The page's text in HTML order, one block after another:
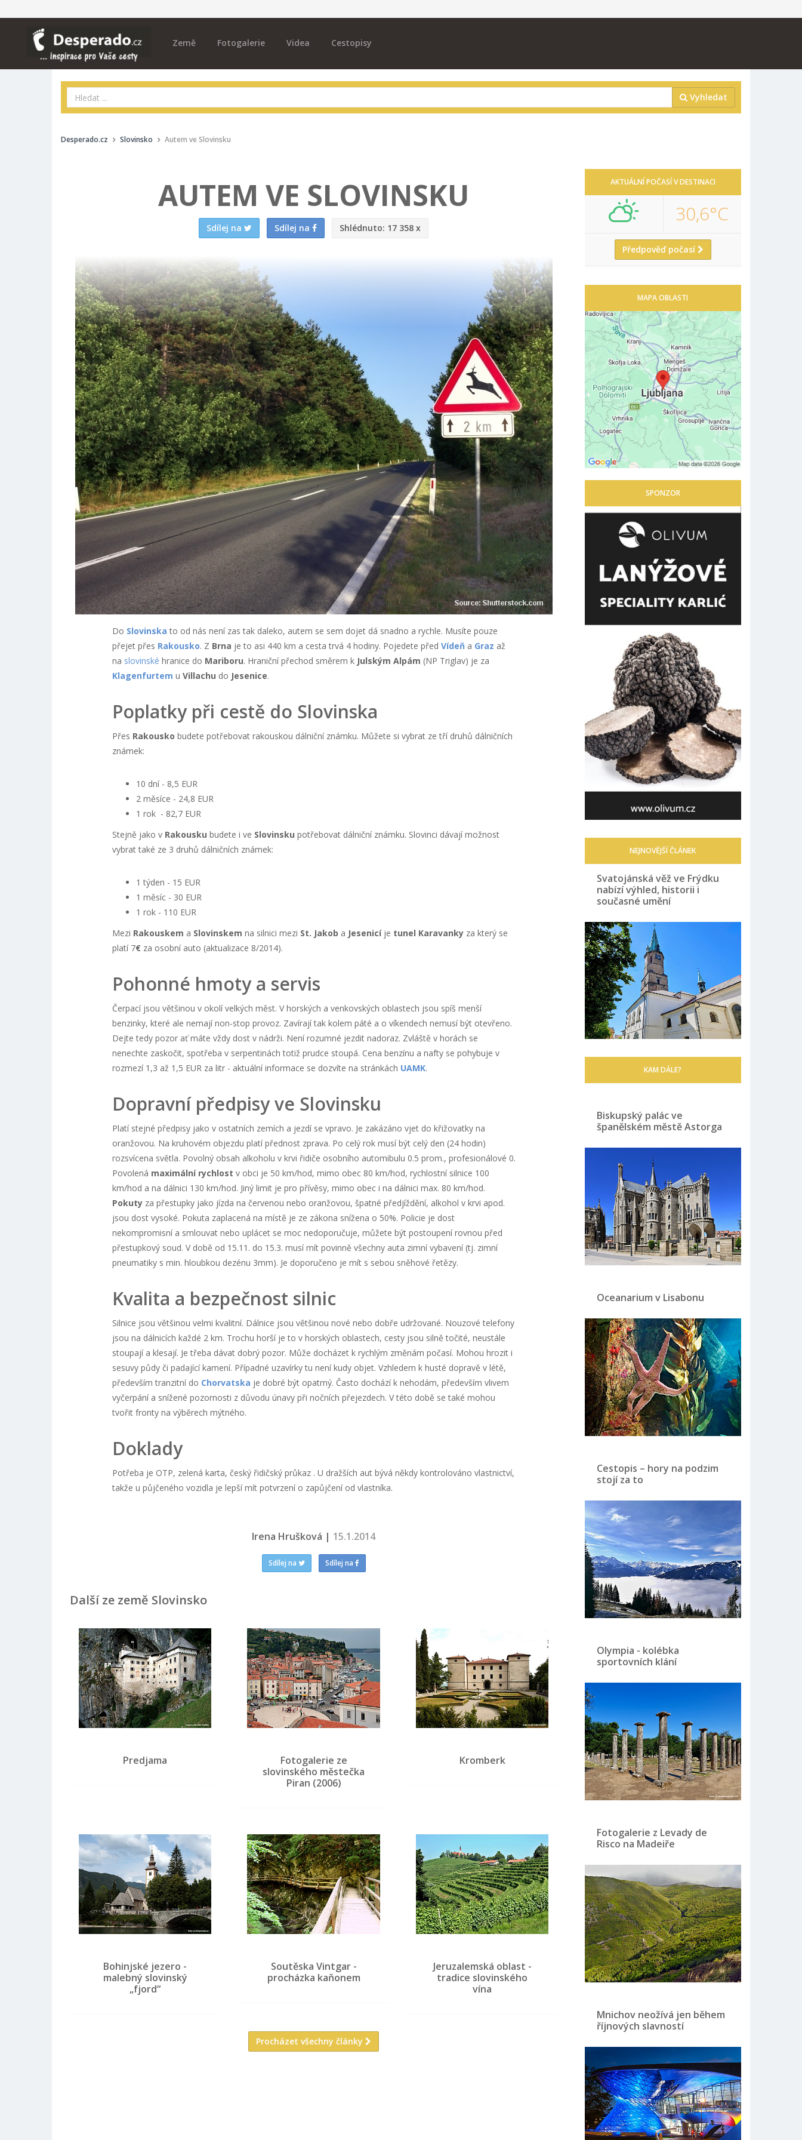
Země Fotogalerie Videa Cestopisy
Vyhledat
Desperado.cz Slovinsko Autem ve Slovinsku
AUTEM VE SLOVINSKU
Sdílej na Sdílej na Shlédnuto: 17 358 x
Do Slovinska to od nás není zas tak daleko, autem se sem dojet dá snadno a rychle. Musíte pouze
přejet přes Rakousko. Z Brna je to asi 440 km a cesta trvá 4 hodiny. Pojedete před Vídeňa Graz až
na slovinské hranice do Mariboru. Hraniční přechod směrem k Julským Alpám (NP Triglav) je za
Klagenfurtem u Villachu do Jesenice.
Poplatky při cestě do Slovinska
Přes Rakousko budete potřebovat rakouskou dálniční známku. Můžete si vybrat ze tří druhů dálničních
známek:
10 dní - 8,5 EUR
2 měsíce - 24,8 EUR
1 rok - 82,7 EUR
Stejně jako vRakousku budete i ve Slovinsku potřebovat dálniční známku. Slovinci dávají možnost
vybrat také ze 3 druhů dálničních známek:
1 týden - 15 EUR
1 měsíc - 30 EUR
1 rok - 110 EUR
Mezi Rakouskem a Slovinskem na silnici mezi St. Jakob a Jesenicíje tunel Karavankyza který se
platí 7€za osobní auto (aktualizace 8/2014).
Pohonné hmoty a servis
Čerpací jsou většinou v okolí velkých měst. V horských a venkovských oblastech jsou spíš menší
benzinky, které ale nemají non-stop provoz. Zavírají tak kolem páté a o víkendech nemusí být otevřeno.
Dejte tedy pozor ať máte vždy dost v nádrži. Není rozumné jezdit nadoraz. Zvláště v horách se
nenechte zaskočit, spotřeba v serpentinách totiž prudce stoupá. Cena benzínu a nafty se pohybuje v
rozmezí 1,3 až 1,5 EUR za litr - aktuální informace se dozvíte na stránkách UAMK.
Dopravní předpisy ve Slovinsku
Platí stejné předpisy jako v ostatních zemích a jezdí se vpravo. Je zakázáno vjet do křižovatky na
oranžovou. Na kruhovém objezdu platí přednost zprava. Po celý rok musí být celý den (24 hodin)
rozsvícena světla. Povolný obsah alkoholu v krvi řidiče osobního automibulu 0.5 prom., profesionálové 0.
Povolená maximální rychlost v obci je 50 km/hod, mimo obec 80 km/hod, rychlostní silnice 100
km/hod a na dálnici 130 km/hod. Jiný limit je pro přívěsy, mimo obec i na dálnici max. 80 km/hod.
Pokutyza přestupky jako jízda na červenou nebo oranžovou, špatné předjíždění, alkohol v krvi apod.
jsou dost vysoké. Pokuta zaplacená na místě je ze zákona snížena o 50%. Policie je dost
nekompromisní a smlouvat nebo uplácet se moc nedoporučuje, můžete být postoupení rovnou před
přestupkový soud. V době od 15.11. do 15.3. musí mít povinně všechny auta zimní vybavení (tj. zimní
pneumatiky s min. hloubkou dezénu 3mm). Je doporučeno je mít s sebou sněhové řetězy.
Kvalita a bezpečnost silnic
Silnice jsou většinou velmi kvalitní. Dálnice jsou většinou nové nebo dobře udržované. Nouzové telefony
jsou na dálnicích každé 2 km. Trochu horší je to v horských oblastech, cesty jsou silně točité, neustále
stoupají a klesají. Je třeba dávat dobrý pozor. Může docházet k rychlým změnám počasí. Mohou hrozit i
sesuvy půdy či padající kamení. Případné uzavírky tu není kudy objet. Vzhledem k husté dopravě v létě,
především tranzitní do Chorvatska je dobré být opatrný. Často dochází k nehodám, především vlivem
vyčerpání a snížené pozornosti z důvodu únavy při nočních přejezdech. V této době se také mohou
tvořit fronty na výběrech mýtného.
Doklady
Potřeba je OTP, zelená karta, český řidičský průkaz . U dražších aut bývá někdy kontrolováno vlastnictví,
takže u půjčeného vozidla je lepší mít potvrzení o zapůjčení od vlastníka.
Irena Hrušková | 15.1.2014
Sdílej na Sdílej na
Další ze země Slovinsko
Predjama
Fotogalerie ze
slovinského městečka
Piran (2006)
Kromberk
Bohinjské jezero -
malebný slovinský
„fjord“
Soutěska Vintgar -
procházka kaňonem
Jeruzalemská oblast -
tradice slovinského
vína
Procházet všechny články
AKTUÁLNÍ POČASÍ V DESTINACI
30,6°C
Předpověď počasí
MAPA OBLASTI
SPONZOR
NEJNOVĚJŠÍ ČLÁNEK
Svatojánská věž ve Frýdku
nabízí výhled, historii i
současné umění
KAM DÁLE?
Biskupský palác ve
španělském městě Astorga
Oceanarium v Lisabonu
Cestopis – hory na podzim
stojí za to
Olympia - kolébka
sportovních klání
Fotogalerie z Levady de
Risco na Madeiře
Mnichov neožívá jen během
říjnových slavností